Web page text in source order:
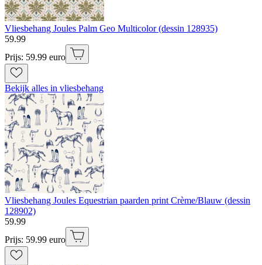
Vliesbehang Joules Palm Geo Multicolor (dessin 128935)
59.99
Prijs: 59.99 euro
Bekijk alles in vliesbehang
Vliesbehang Joules Equestrian paarden print Crème/Blauw (dessin
128902)
59.99
Prijs: 59.99 euro